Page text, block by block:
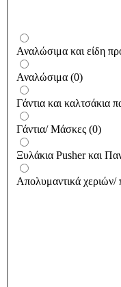
Αναλώσιμα και είδη
Αναλώσιμα (0)
Γάντια και καλτσάκια
Γάντια/ Μάσκες (0)
Ξυλάκια Pusher και
Απολυμαντικά χεριών/